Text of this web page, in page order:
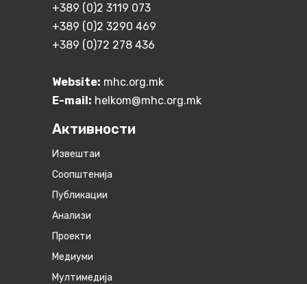
+389 (0)2 3119 073
+389 (0)2 3290 469
+389 (0)72 278 436
Website: mhc.org.mk
E-mail: helkom@mhc.org.mk
Активности
Извештаи
Соопштенија
Публикации
Анализи
Проекти
Медиуми
Мултимедија